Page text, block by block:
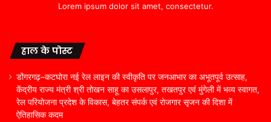
Lorem ipsum dolor sit amet, consectetur.
हाल के पोस्ट
डोंगरगढ़–कटघोरा नई रेल लाइन की स्वीकृति पर जनआभार का अभूतपूर्व उत्साह,
केंद्रीय राज्य मंत्री श्री तोखन साहू का उसलापुर, तखतपुर एवं मुंगेली में भव्य स्वागत,
रेल परियोजना प्रदेश के विकास, बेहतर संपर्क एवं रोजगार सृजन की दिशा में
ऐतिहासिक कदम